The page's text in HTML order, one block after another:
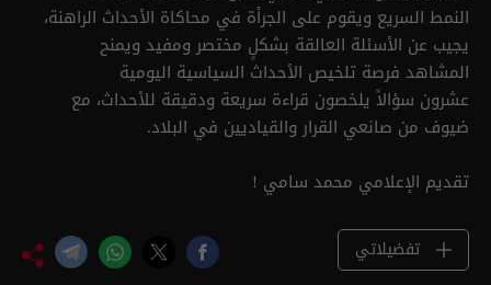
النمط السريع ويقوم على الجرأة في محاكاة الأحداث الراهنة،
يجيب عن الأسئلة العالقة بشكلٍ مختصر ومفيد ويمنح
المشاهد فرصة تلخيص الأحداث السياسية اليومية
عشرون سؤالاً يلخصون قراءة سريعة ودقيقة للأحداث، مع
ضيوف من صانعي القرار والقياديين في البلاد.
تقديم الإعلامي محمد سامي !
تفضيلاتي